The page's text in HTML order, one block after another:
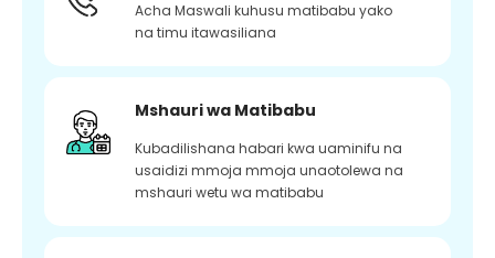
Acha Maswali kuhusu matibabu yako
na timu itawasiliana
Mshauri wa Matibabu
Kubadilishana habari kwa uaminifu na
usaidizi mmoja mmoja unaotolewa na
mshauri wetu wa matibabu